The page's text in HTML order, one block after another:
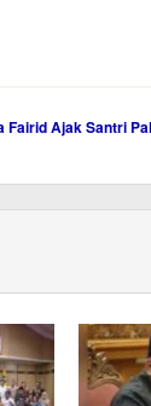
Fairid Ajak Santri